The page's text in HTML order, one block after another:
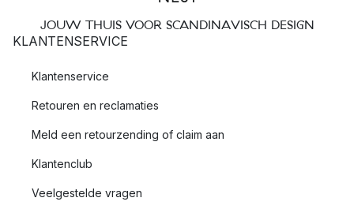
JOUW THUIS VOOR SCANDINAVISCH DESIGN
KLANTENSERVICE
Klantenservice
Retouren en reclamaties
Meld een retourzending of claim aan
Klantenclub
Veelgestelde vragen